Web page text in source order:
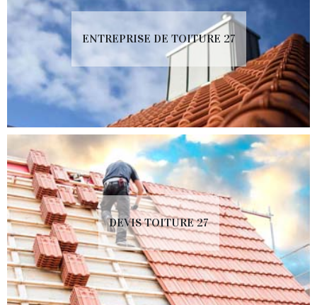
ENTREPRISE DE TOITURE 27
DEVIS TOITURE 27